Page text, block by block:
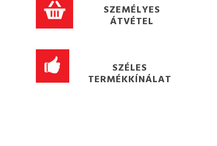
SZEMÉLYES
ÁTVÉTEL
SZÉLES
TERMÉKKÍNÁLAT